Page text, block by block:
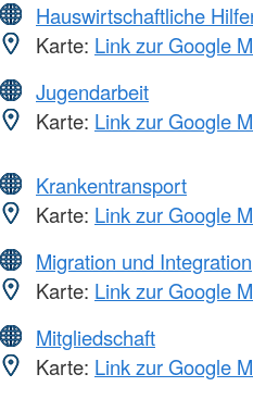
Hauswirtschaftliche
Karte: Link zur Google
Jugendarbeit
Karte: Link zur Google
Krankentransport
Karte: Link zur Google
Migration und Integration
Karte: Link zur Google
Mitgliedschaft
Karte: Link zur Google